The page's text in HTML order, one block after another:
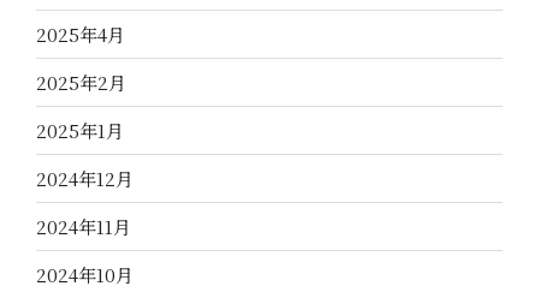
2025年4月
2025年2月
2025年1月
2024年12月
2024年11月
2024年10月